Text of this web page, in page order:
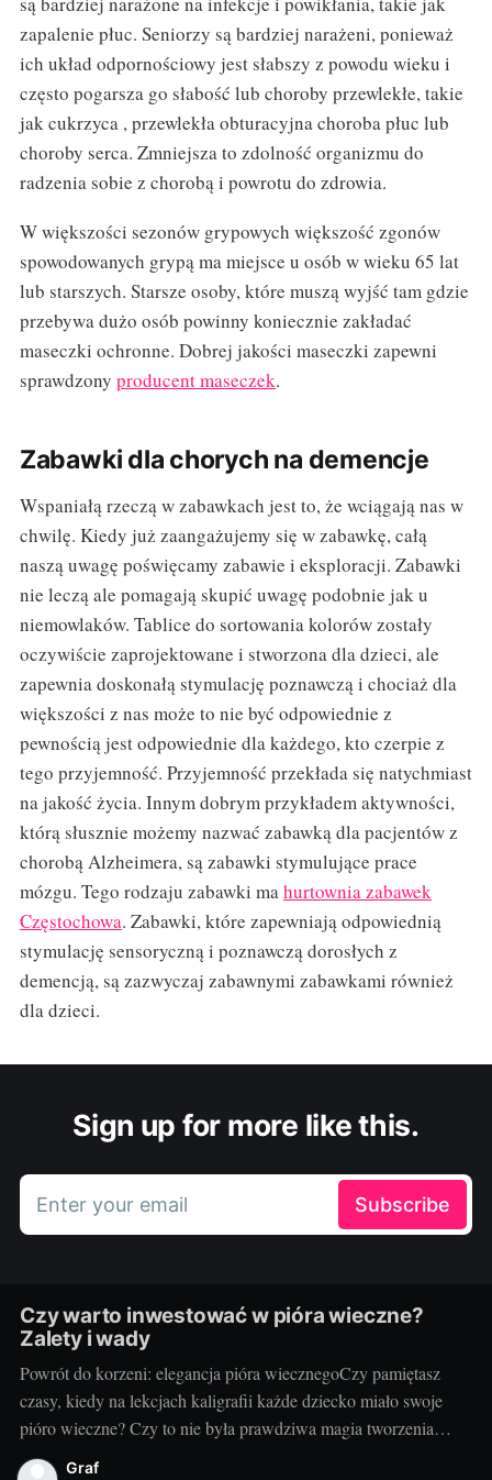
zapalenie płuc. Seniorzy są bardziej narażeni, ponieważ
ich układ odpornościowy jest słabszy z powodu wieku i
często pogarsza go słabość lub choroby przewlekłe, takie
jak cukrzyca , przewlekła obturacyjna choroba płuc lub
choroby serca. Zmniejsza to zdolność organizmu do
radzenia sobie z chorobą i powrotu do zdrowia.
W większości sezonów grypowych większość zgonów
spowodowanych grypą ma miejsce u osób w wieku 65 lat
lub starszych. Starsze osoby, które muszą wyjść tam gdzie
przebywa dużo osób powinny koniecznie zakładać
maseczki ochronne. Dobrej jakości maseczki zapewni
sprawdzony producent maseczek.
Zabawki dla chorych na demencje
Wspaniałą rzeczą w zabawkach jest to, że wciągają nas w
chwilę. Kiedy już zaangażujemy się w zabawkę, całą
naszą uwagę poświęcamy zabawie i eksploracji. Zabawki
nie leczą ale pomagają skupić uwagę podobnie jak u
niemowlaków. Tablice do sortowania kolorów zostały
oczywiście zaprojektowane i stworzona dla dzieci, ale
zapewnia doskonałą stymulację poznawczą i chociaż dla
większości z nas może to nie być odpowiednie z
pewnością jest odpowiednie dla każdego, kto czerpie z
tego przyjemność. Przyjemność przekłada się natychmiast
na jakość życia. Innym dobrym przykładem aktywności,
którą słusznie możemy nazwać zabawką dla pacjentów z
chorobą Alzheimera, są zabawki stymulujące prace
mózgu. Tego rodzaju zabawki mahurtownia zabawek
Częstochowa. Zabawki, które zapewniają odpowiednią
stymulację sensoryczną i poznawczą dorosłych z
demencją, są zazwyczaj zabawnymi zabawkami również
dla dzieci.
Sign up for more like this.
Enter your email Subscribe
Czy warto inwestować w pióra wieczne?
Zalety i wady
Powrót do korzeni: elegancja pióra wiecznegoCzy pamiętasz
czasy, kiedy na lekcjach kaligrafii każde dziecko miało swoje
pióro wieczne? Czy to nie była prawdziwa magia tworzenia
pięknych, eleganckich liter? Tradycyjne pióro wieczne powraca
Graf